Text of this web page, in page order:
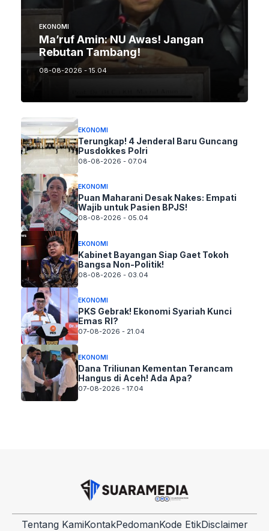
EKONOMI
Ma’ruf Amin: NU Awas! Jangan
Rebutan Tambang!
08-08-2026 - 15.04
EKONOMI
Terungkap! 4 Jenderal Baru Guncang
Pusdokkes Polri
08-08-2026 - 07.04
EKONOMI
Puan Maharani Desak Nakes: Empati
Wajib untuk Pasien BPJS!
08-08-2026 - 05.04
EKONOMI
Kabinet Bayangan Siap Gaet Tokoh
Bangsa Non-Politik!
08-08-2026 - 03.04
EKONOMI
PKS Gebrak! Ekonomi Syariah Kunci
Emas RI?
07-08-2026 - 21.04
EKONOMI
Dana Triliunan Kementan Terancam
Hangus di Aceh! Ada Apa?
07-08-2026 - 17.04
Tentang KamiKontakPedomanKode EtikDisclaimer